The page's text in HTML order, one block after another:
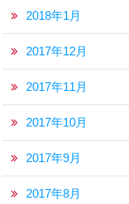
2018年1月
2017年12月
2017年11月
2017年10月
2017年9月
2017年8月